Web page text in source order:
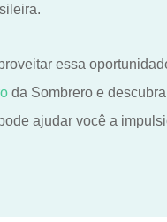
essa
da Sombrero e
ajudar você a